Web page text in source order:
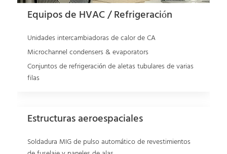
Equipos de HVAC / Refrigeración
Unidades intercambiadoras de calor de CA
Microchannel condensers & evaporators
Conjuntos de refrigeración de aletas tubulares de varias
filas
Estructuras aeroespaciales
Soldadura MIG de pulso automático de revestimientos